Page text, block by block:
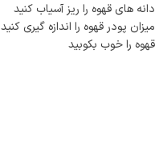
دانه های قهوه را ریز آسیاب کنید
میزان پودر قهوه را اندازه گیری کنید
قهوه را خوب بکوبید